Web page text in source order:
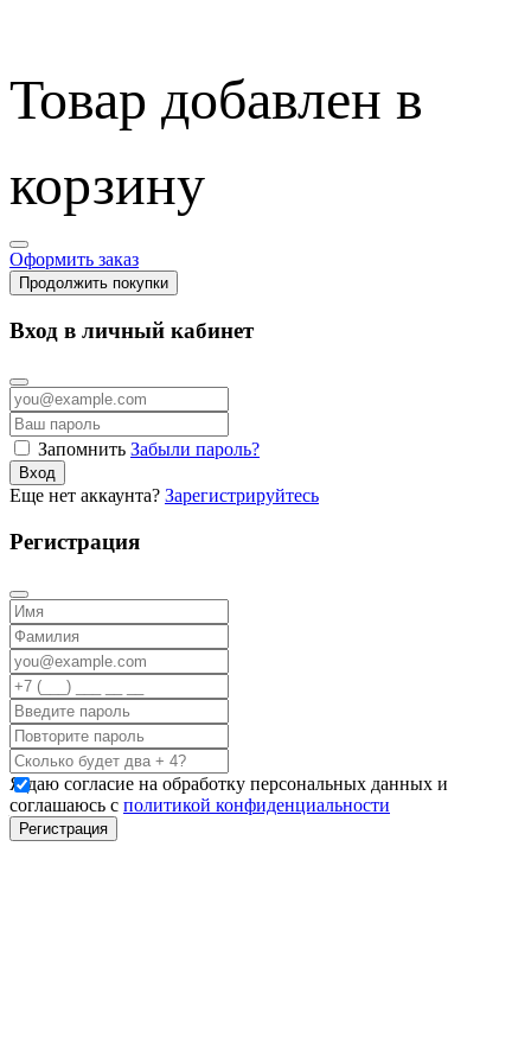
Товар добавлен в
корзину
Оформить заказ
Продолжить покупки
Вход в личный кабинет
Запомнить Забыли пароль?
Вход
Еще нет аккаунта? Зарегистрируйтесь
Регистрация
Я даю согласие на обработку персональных данных и
соглашаюсь с политикой конфиденциальности
Регистрация